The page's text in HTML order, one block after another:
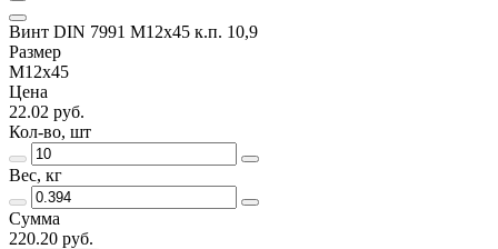
Винт DIN 7991 M12х45 к.п. 10,9
Размер
M12х45
Цена
22.02 руб.
Кол-во, шт
Вес, кг
Сумма
220.20 руб.